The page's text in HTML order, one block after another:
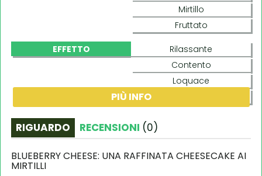
Mirtillo
Fruttato
EFFETTO
Rilassante
Contento
Loquace
PIÙ INFO
RIGUARDO RECENSIONI (0)
BLUEBERRY CHEESE: UNA RAFFINATA CHEESECAKE AI
MIRTILLI